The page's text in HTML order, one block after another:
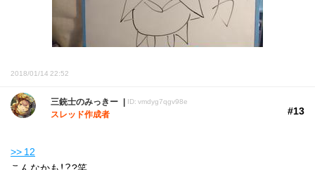
2018/01/14 22:52
三銃士のみっきー ID: vmdyg7qgv98e
スレッド作成者 #13
>> 12
こんなかも！？?笑